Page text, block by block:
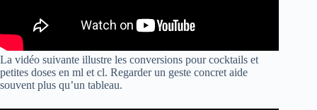
La vidéo suivante illustre les conversions pour cocktails et
petites doses en ml et cl. Regarder un geste concret aide
souvent plus qu’un tableau.